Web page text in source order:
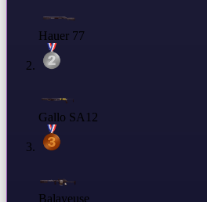
Hauer 77
Gallo SA12
Balayeuse